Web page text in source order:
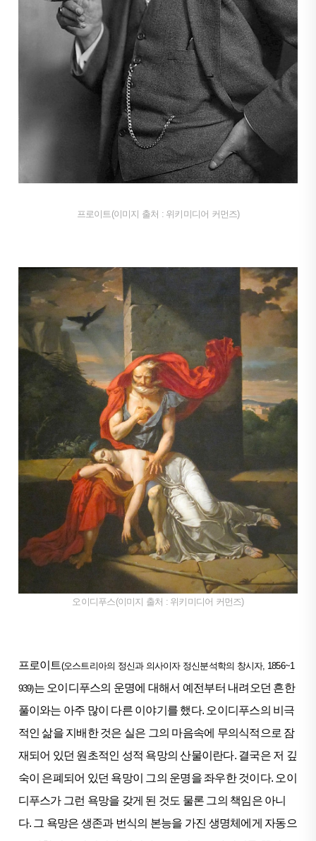
프로이 트(이미지 출처 : 위키미디어 커먼즈)
오이디푸스(이미지 출처 : 위키미디어 커먼즈)
프로이트(오스트리아의 정신과 의사이자 정신분석학의 창시자, 1856~1
939)는 오이디푸스의 운명에 대해서 예전부터 내려오던 흔한
풀이와는 아주 많이 다른 이야기를 했다. 오이디푸스의 비극
적인 삶을 지배한 것은 실은 그의 마음속에 무의식적으로 잠
재되어 있던 원초적인 성적 욕망의 산물이란다. 결국은 저 깊
숙이 은폐되어 있던 욕망이 그의 운명을 좌우한 것이다. 오이
디푸스가 그런 욕망을 갖게 된 것도 물론 그의 책임은 아니
다. 그 욕망은 생존과 번식의 본능을 가진 생명체에게 자동으